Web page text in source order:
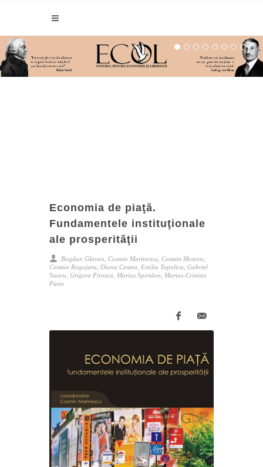
Economia de piaţă.
Fundamentele instituţionale
ale prosperităţii
Bogdan Glavan, Cosmin Marinescu, Cosmin Mosora,
Cosmin Rogojaru, Diana Costea, Emilia Topolica, Gabriel
Staicu, Grigore Pirosca, Marius Spiridon, Marius-Cristian
Pana